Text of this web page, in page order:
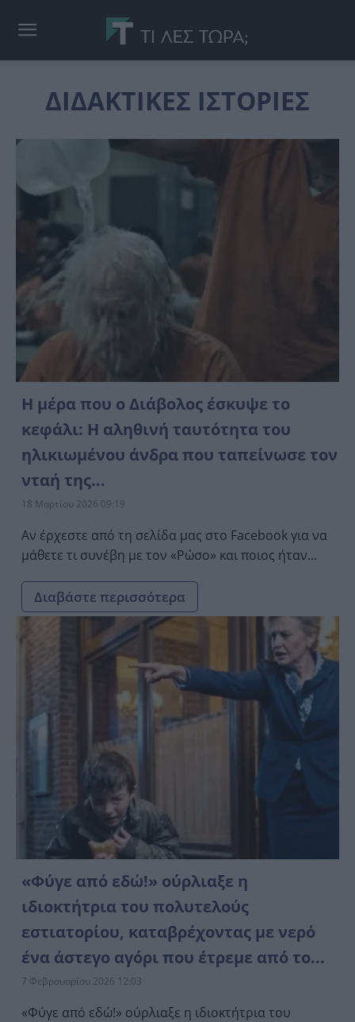
ΔΙΔΑΚΤΙΚΕΣ ΙΣΤΟΡΙΕΣ
Η μέρα που ο Διάβολος έσκυψε το
κεφάλι: Η αληθινή ταυτότητα του
ηλικιωμένου άνδρα που ταπείνωσε τον
νταή της...
18 Μαρτίου 2026 09:19
Αν έρχεστε από τη σελίδα μας στο Facebook για να
μάθετε τι συνέβη με τον «Ρώσο» και ποιος ήταν...
Διαβάστε περισσότερα
«Φύγε από εδώ!» ούρλιαξε η
ιδιοκτήτρια του πολυτελούς
εστιατορίου, καταβρέχοντας με νερό
ένα άστεγο αγόρι που έτρεμε από το...
7 Φεβρουαρίου 2026 12:03
«Φύγε από εδώ!» ούρλιαξε η ιδιοκτήτρια του